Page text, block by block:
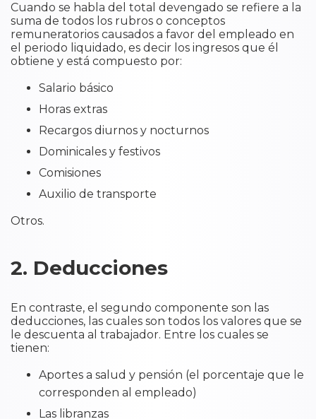
Cuando se habla del total devengado se refiere a la
suma de todos los rubros o conceptos
remuneratorios causados a favor del empleado en
el periodo liquidado, es decir los ingresos que él
obtiene y está compuesto por:
Salario básico
Horas extras
Recargos diurnos y nocturnos
Dominicales y festivos
Comisiones
Auxilio de transporte
Otros.
2. Deducciones
En contraste, el segundo componente son las
deducciones, las cuales son todos los valores que se
le descuenta al trabajador. Entre los cuales se
tienen:
Aportes a salud y pensión (el porcentaje que le
corresponden al empleado)
Las libranzas